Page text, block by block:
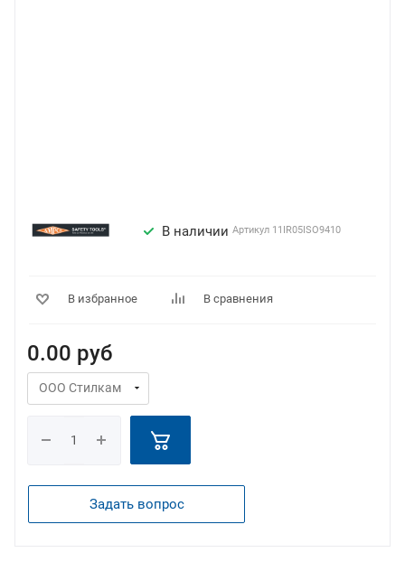
В наличии Артикул 11IR05ISO9410
В избранное В сравнения
0.00 руб
Задать вопрос